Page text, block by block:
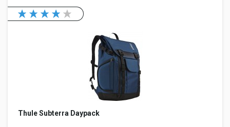
Thule Subterra Daypack